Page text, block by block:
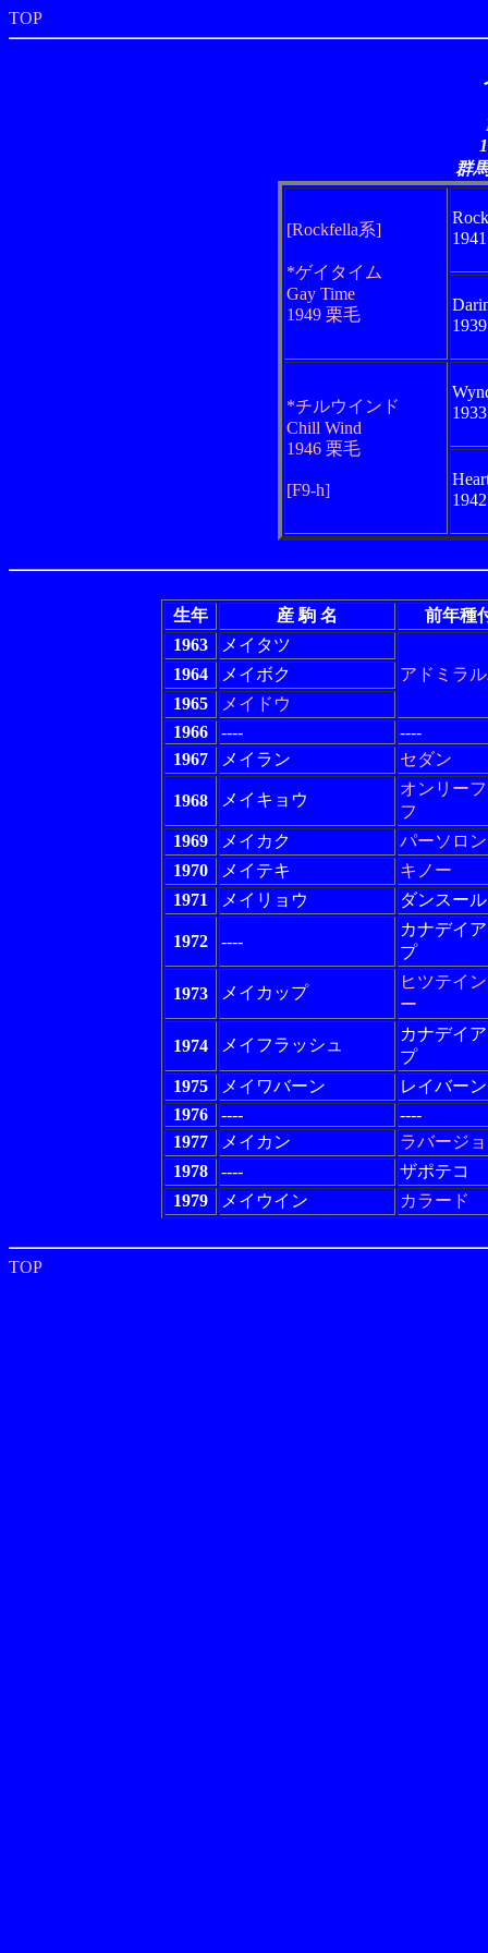
TOP
群
[Rockfella系]
*ゲイタイム
Gay Time
1949 栗毛
*チルウインド
Chill Wind
1946 栗毛
[F9-h]
生年 産 駒 名
前年種
1963
メイタツ
アドミラ
1964
メイボク
1965
メイドウ
1966
----
----
1967
メイラン セダン
1968 メイキョウ
オンリー
フ
1969
メイカク
パーソロン
1970
メイテキ
キノー
1971
メイリョウ ダンスール
1972 ----
カナデイ
プ
1973 メイカップ
ヒツテイ
ー
1974 メイフラッシュ
カナデイ
プ
1975
メイワバーン
レイバーン
1976
----
----
1977
メイカン
ラバージ
1978
----
ザポテコ
1979
メイウイン カラード
TOP